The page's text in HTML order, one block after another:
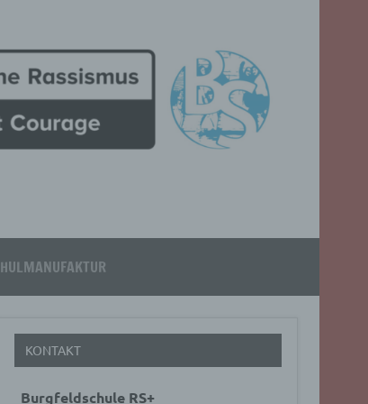
KONTAKT
Burgfeldschule RS+